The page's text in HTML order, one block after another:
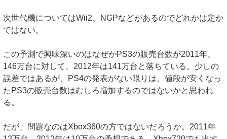
次世代機についてはWii2、NGPなどがあるのでどれかは定か
ではない。
この予測で興味深いのはなぜかPS3の販売台数が2011年、
146万台に対して、2012年は141万台と落ちている。少しの
誤差ではあるが、PS4の発表がない限りは、値段が安くなっ
たPS3の販売台数はむしろ増加するのではないかと思われ
る。
だが、問題なのはXbox360の方ではないだろうか。2011年